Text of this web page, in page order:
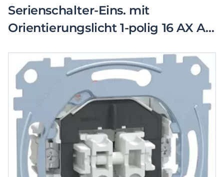
Serienschalter-Eins. mit
Orientierungslicht 1-polig 16 AX AC